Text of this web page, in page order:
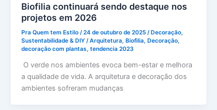
Biofilia continuará sendo destaque nos
projetos em 2026
Pra Quem tem Estilo/24 de outubro de 2025/Decoração,
Sustentabilidade & DIY /Arquitetura,Biofilia,Decoração,
decoração com plantas,tendencia 2023
O verde nos ambientes evoca bem-estar e melhora
a qualidade de vida. A arquitetura e decoração dos
ambientes sofreram mudanças